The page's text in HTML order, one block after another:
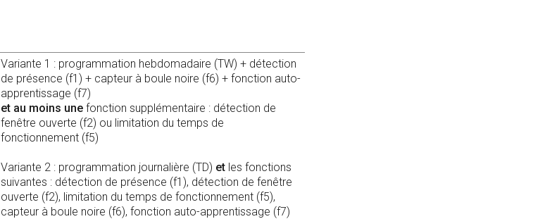
Variante 1 : programmation hebdomadaire (TW) + détection
de présence (f1) + capteur à boule noire (f6) + fonction auto-
apprentissage (f7)
et au moins une fonction supplémentaire : détection de
fenêtre ouverte (f2) ou limitation du temps de
fonctionnement (f5)
Variante 2 : programmation journalière (TD) et les fonctions
suivantes : détection de présence (f1), détection de fenêtre
ouverte (f2), limitation du temps de fonctionnement (f5),
capteur à boule noire (f6), fonction auto-apprentissage (f7)